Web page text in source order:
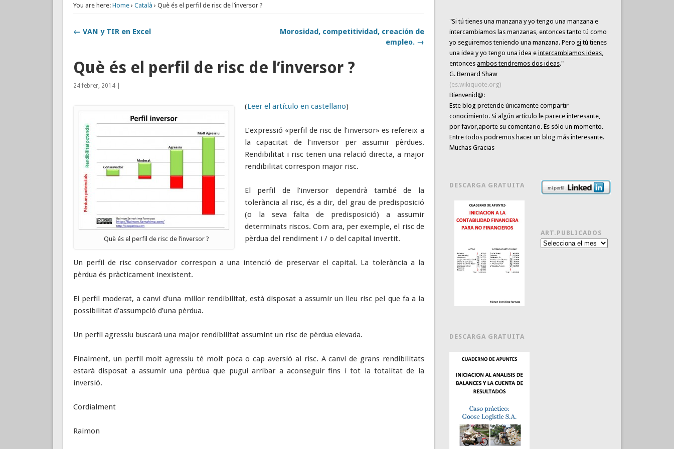
You are here: Home› Català › Què és el perfil de risc de l’inversor ?
← VAN y TIR en Excel
Morosidad, competitividad, creación de
empleo. →
Què és el perfil de risc de l’inversor ?
24 febrer, 2014 |
Què és el perfil de risc de l’inversor ?
(Leer el artículo en castellano)
L’expressió «perfil de risc de l’inversor» es refereix a
la capacitat de l’inversor per assumir pèrdues.
Rendibilitat i risc tenen una relació directa, a major
rendibilitat correspon major risc.
El perfil de l’inversor dependrà també de la
tolerància al risc, és a dir, del grau de predisposició
(o la seva falta de predisposició) a assumir
determinats riscos. Com ara, per exemple, el risc de
pèrdua del rendiment i / o del capital invertit.
Un perfil de risc conservador correspon a una intenció de preservar el capital. La tolerància a la
pèrdua és pràcticament inexistent.
El perfil moderat, a canvi d’una millor rendibilitat, està disposat a assumir un lleu risc pel que fa a la
possibilitat d’assumpció d’una pèrdua.
Un perfil agressiu buscarà una major rendibilitat assumint un risc de pèrdua elevada.
Finalment, un perfil molt agressiu té molt poca o cap aversió al risc. A canvi de grans rendibilitats
estarà disposat a assumir una pèrdua que pugui arribar a aconseguir fins i tot la totalitat de la
inversió.
Cordialment
Raimon
"Si tú tienes una manzana y yo tengo una manzana e
intercambiamos las manzanas, entonces tanto tú como
yo seguiremos teniendo una manzana. Pero si tú tienes
una idea y yo tengo una idea eintercambiamos ideas,
entoncesambos tendremos dos ideas."
G. Bernard Shaw
(es.wikiquote.org)
Bienvenid@:
Este blog pretende únicamentecompartir
conocimiento. Si algún artículo le parece interesante,
por favor,aporte su comentario. Es sólo un momento.
Entre todos podremos hacer un blog más interesante.
Muchas Gracias
DESCARGA GRATUITA
DESCARGA GRATUITA
ART.PUBLICADOS
Art.publicados